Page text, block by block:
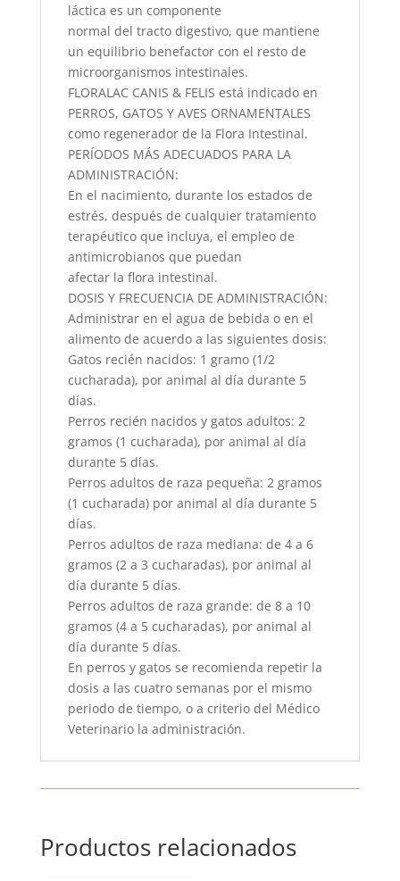
láctica es un componente
normal del tracto digestivo, que mantiene
un equilibrio benefactor con el resto de
microorganismos intestinales.
FLORALAC CANIS & FELIS está indicado en
PERROS, GATOS Y AVES ORNAMENTALES
como regenerador de la Flora Intestinal.
PERÍODOS MÁS ADECUADOS PARA LA
ADMINISTRACIÓN:
En el nacimiento, durante los estados de
estrés, después de cualquier tratamiento
terapéutico que incluya, el empleo de
antimicrobianos que puedan
afectar la flora intestinal.
DOSIS Y FRECUENCIA DE ADMINISTRACIÓN:
Administrar en el agua de bebida o en el
alimento de acuerdo a las siguientes dosis:
Gatos recién nacidos: 1 gramo (1/2
cucharada), por animal al día durante 5
días.
Perros recién nacidos y gatos adultos: 2
gramos (1 cucharada), por animal al día
durante 5 días.
Perros adultos de raza pequeña: 2 gramos
(1 cucharada) por animal al día durante 5
días.
Perros adultos de raza mediana: de 4 a 6
gramos (2 a 3 cucharadas), por animal al
día durante 5 días.
Perros adultos de raza grande: de 8 a 10
gramos (4 a 5 cucharadas), por animal al
día durante 5 días.
En perros y gatos se recomienda repetir la
dosis a las cuatro semanas por el mismo
periodo de tiempo, o a criterio del Médico
Veterinario la administración.
Productos relacionados